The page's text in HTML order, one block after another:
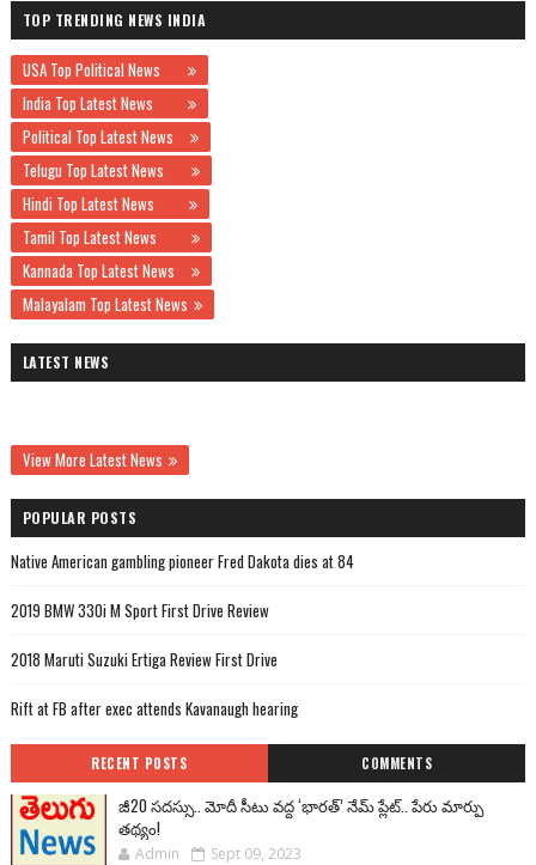
TOP TRENDING NEWS INDIA
USA Top Political News
India Top Latest News
Political Top Latest News
Telugu Top Latest News
Hindi Top Latest News
Tamil Top Latest News
Kannada Top Latest News
Malayalam Top Latest News
LATEST NEWS
View More Latest News
POPULAR POSTS
Native American gambling pioneer Fred Dakota dies at 84
2019 BMW 330i M Sport First Drive Review
2018 Maruti Suzuki Ertiga Review First Drive
Rift at FB after exec attends Kavanaugh hearing
RECENT POSTS COMMENTS
జీ20 సదస్సు.. మోదీ సీటు వద్ద ‘భారత్’ నేమ్ ప్లేట్‌.. పేరు మార్పు
తథ్యం!
Admin Sept 09, 2023